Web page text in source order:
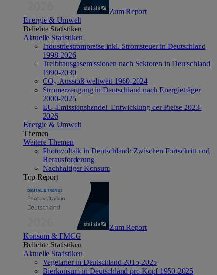
Zum Report
Energie & Umwelt
Beliebte Statistiken
Aktuelle Statistiken
Industriestrompreise inkl. Stromsteuer in Deutschland
1998-2026
Treibhausgasemissionen nach Sektoren in Deutschland
1990-2030
CO₂-Ausstoß weltweit 1960-2024
Stromerzeugung in Deutschland nach Energieträger
2000-2025
EU-Emissionshandel: Entwicklung der Preise 2023-
2026
Energie & Umwelt
Themen
Weitere Themen
Photovoltaik in Deutschland: Zwischen Fortschritt und
Herausforderung
Nachhaltiger Konsum
Top Report
Zum Report
Konsum & FMCG
Beliebte Statistiken
Aktuelle Statistiken
Vegetarier in Deutschland 2015-2025
Bierkonsum in Deutschland pro Kopf 1950-2025